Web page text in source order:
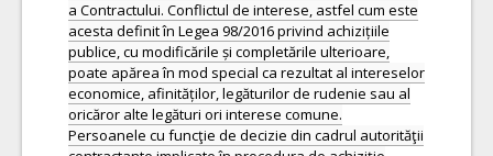
a Contractului. Conflictul de interese, astfel cum este
acesta definit în Legea 98/2016 privind achizițiile
publice, cu modificările și completările ulterioare,
poate apărea în mod special ca rezultat al intereselor
economice, afinităților, legăturilor de rudenie sau al
oricăror alte legături ori interese comune.
Persoanele cu funcţie de decizie din cadrul autorităţii